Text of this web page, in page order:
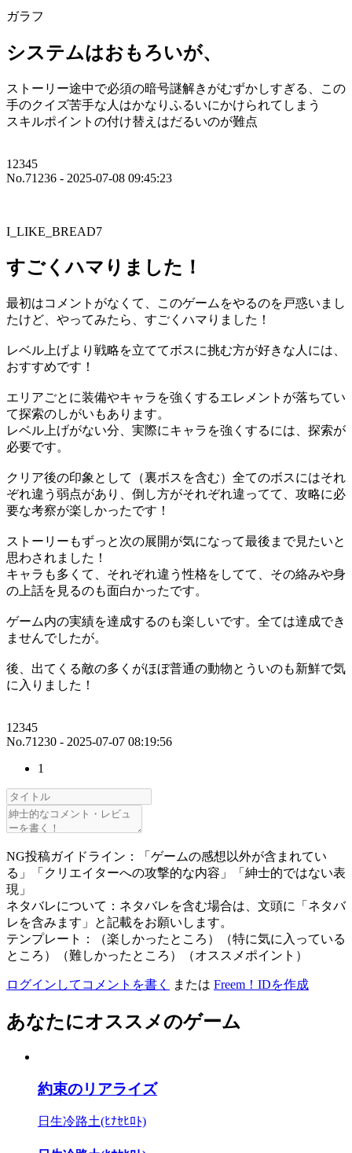
ガラフ
システムはおもろいが、
ストーリー途中で必須の暗号謎解きがむずかしすぎる、この
手のクイズ苦手な人はかなりふるいにかけられてしまう
スキルポイントの付け替えはだるいのが難点
12345
No.71236 - 2025-07-08 09:45:23
I_LIKE_BREAD7
すごくハマりました！
最初はコメントがなくて、このゲームをやるのを戸惑いまし
たけど、やってみたら、すごくハマりました！
レベル上げより戦略を立ててボスに挑む方が好きな人には、
おすすめです！
エリアごとに装備やキャラを強くするエレメントが落ちてい
て探索のしがいもあります。
レベル上げがない分、実際にキャラを強くするには、探索が
必要です。
クリア後の印象として（裏ボスを含む）全てのボスにはそれ
ぞれ違う弱点があり、倒し方がそれぞれ違ってて、攻略に必
要な考察が楽しかったです！
ストーリーもずっと次の展開が気になって最後まで見たいと
思わされました！
キャラも多くて、それぞれ違う性格をしてて、その絡みや身
の上話を見るのも面白かったです。
ゲーム内の実績を達成するのも楽しいです。全ては達成でき
ませんでしたが。
後、出てくる敵の多くがほぼ普通の動物とういのも新鮮で気
に入りました！
12345
No.71230 - 2025-07-07 08:19:56
1
NG投稿ガイドライン：「ゲームの感想以外が含まれてい
る」「クリエイターへの攻撃的な内容」「紳士的ではない表
現」
ネタバレについて：ネタバレを含む場合は、文頭に「ネタバ
レを含みます」と記載をお願いします。
テンプレート：（楽しかったところ）（特に気に入っている
ところ）（難しかったところ）（オススメポイント）
ログインしてコメントを書く または Freem！IDを作成
あなたにオススメのゲーム
約束のリアライズ
日生冷路土(ﾋﾅｾﾋﾛﾄ)